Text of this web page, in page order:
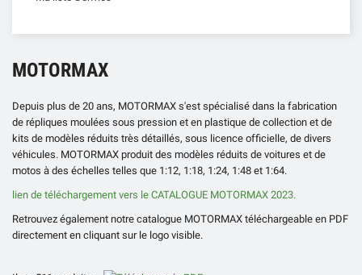
MOTORMAX
Depuis plus de 20 ans, MOTORMAX s'est spécialisé dans la fabrication
de répliques moulées sous pression et en plastique de collection et de
kits de modèles réduits très détaillés, sous licence officielle, de divers
véhicules. MOTORMAX produit des modèles réduits de voitures et de
motos à des échelles telles que 1:12, 1:18, 1:24, 1:48 et 1:64.
lien de téléchargement vers le CATALOGUE MOTORMAX 2023.
Retrouvez également notre catalogue MOTORMAX téléchargeable en PDF
directement en cliquant sur le logo visible.